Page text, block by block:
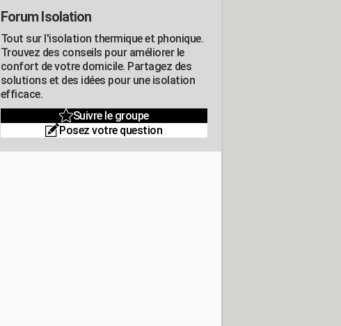
Forum Isolation
Tout sur l'isolation thermique et phonique.
Trouvez des conseils pour améliorer le
confort de votre domicile. Partagez des
solutions et des idées pour une isolation
efficace.
Suivre le groupe
Posez votre question